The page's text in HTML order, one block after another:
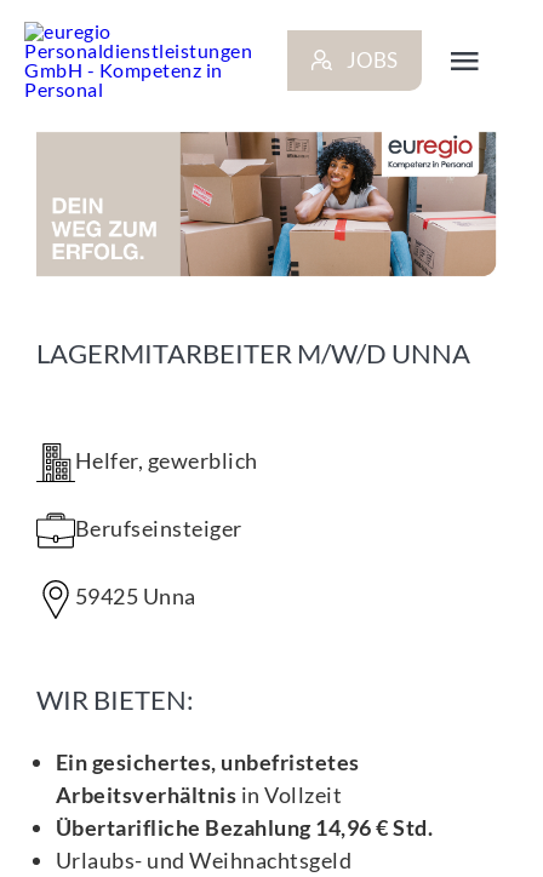
Inhalt
springen
JOBS
BEWERBER
KONTAKT
LAGERMITARBEITER M/W/D UNNA
Helfer, gewerblich
Berufseinsteiger
59425 Unna
WIR BIETEN:
Ein gesichertes, unbefristetes
Arbeitsverhältnis in Vollzeit
Übertarifliche Bezahlung 14,96 € Std.
Urlaubs- und Weihnachtsgeld